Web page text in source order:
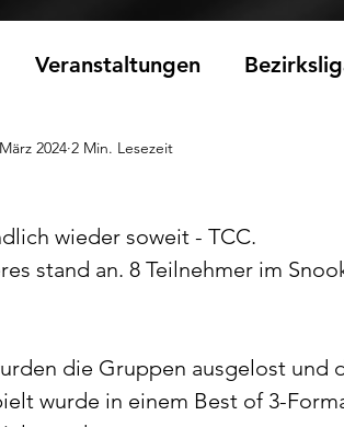
Veranstaltungen
TCC
2024 2 Min. Lesezeit
wieder soweit - TCC.
stand an. 8 Teilnehmer im
die Gruppen ausgelost und
wurde in einem Best of 3-